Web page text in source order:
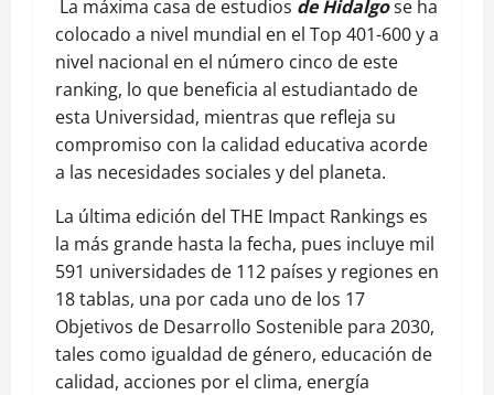
La máxima casa de estudios de Hidalgose ha
colocado a nivel mundial en el Top 401-600 y a
nivel nacional en el número cinco de este
ranking, lo que beneficia al estudiantado de
esta Universidad, mientras que refleja su
compromiso con la calidad educativa acorde
a las necesidades sociales y del planeta.
La última edición del THE Impact Rankings es
la más grande hasta la fecha, pues incluye mil
591 universidades de 112 países y regiones en
18 tablas, una por cada uno de los 17
Objetivos de Desarrollo Sostenible para 2030,
tales como igualdad de género, educación de
calidad, acciones por el clima, energía